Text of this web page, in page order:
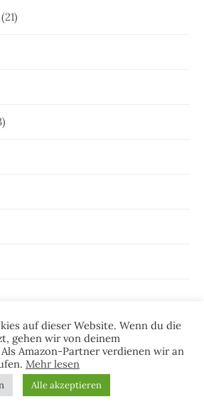
(2)
auf dieser Website. Wenn du die
gehen wir von deinem
Amazon-Partner verdienen wir an
Mehr lesen
Alle akzeptieren